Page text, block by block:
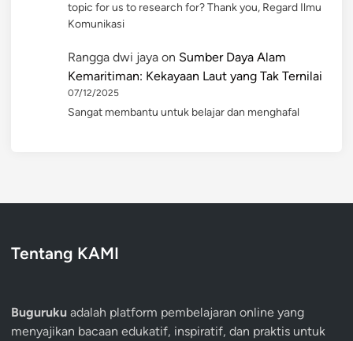
topic for us to research for? Thank you, Regard Ilmu
Komunikasi
Rangga dwi jaya on Sumber Daya Alam
Kemaritiman: Kekayaan Laut yang Tak Ternilai
07/12/2025
Sangat membantu untuk belajar dan menghafal
Tentang KAMI
Buguruku adalah platform pembelajaran online yang
menyajikan bacaan edukatif, inspiratif, dan praktis untuk